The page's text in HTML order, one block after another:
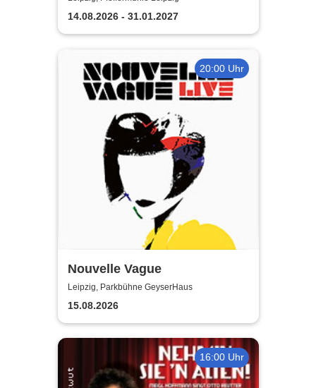
Pfeffermühle
14.08.2026 - 31.01.2027
20:00 Uhr
Nouvelle Vague
Leipzig, Parkbühne GeyserHaus
15.08.2026
16:00 Uhr